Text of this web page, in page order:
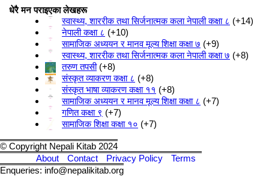
धेरै मन पराइएका लेखहरू
स्वास्थ्य, शाररीक तथा सिर्जनात्मक कला नेपाली कक्षा ८
+14
नेपाली कक्षा ८
+10
सामाजिक अध्ययन र मानव मूल्य शिक्षा कक्षा ७ +9
स्वास्थ्य, शाररीक तथा सिर्जनात्मक कला नेपाली कक्षा ७ +8
तरुण तपसी +8
संस्कृत व्याकरण कक्षा ८
+8
संस्कृत भाषा व्याकरण कक्षा ११
+8
सामाजिक अध्ययन र मानव मूल्य शिक्षा कक्षा ८
+7
गणित कक्षा ९
+7
सामाजिक शिक्षा कक्षा १० +7
© Copyright Nepali Kitab 2024
About
Contact Privacy Policy
Terms
Enqueries: info@nepalikitab.org